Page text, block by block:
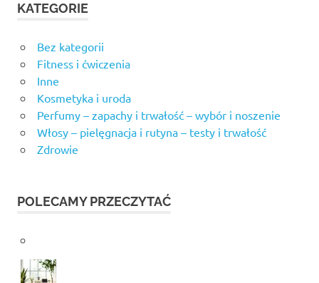
KATEGORIE
Bez kategorii
Fitness i ćwiczenia
Inne
Kosmetyka i uroda
Perfumy – zapachy i trwałość – wybór i noszenie
Włosy – pielęgnacja i rutyna – testy i trwałość
Zdrowie
POLECAMY PRZECZYTAĆ